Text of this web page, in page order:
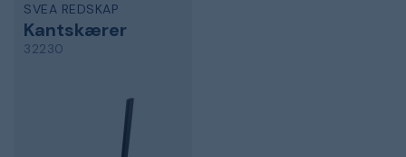
SVEA REDSKAP
Kantskærer
32230